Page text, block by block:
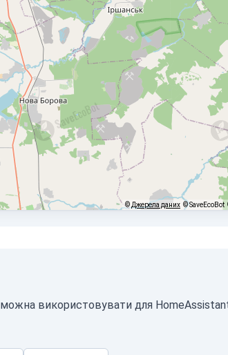
© Джерела даних © SaveEcoBot
використовувати для